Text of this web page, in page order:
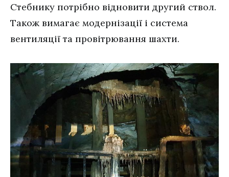
Стебнику потрібно відновити другий ствол.
Також вимагає модернізації і система
вентиляції та провітрювання шахти.